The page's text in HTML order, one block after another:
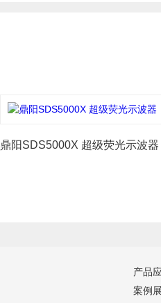
鼎阳SDS5000X 超级荧光示波器
产品
案例